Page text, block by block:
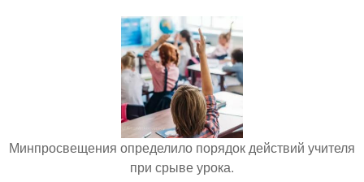
Минпросвещения определило порядок действий учителя
при срыве урока.